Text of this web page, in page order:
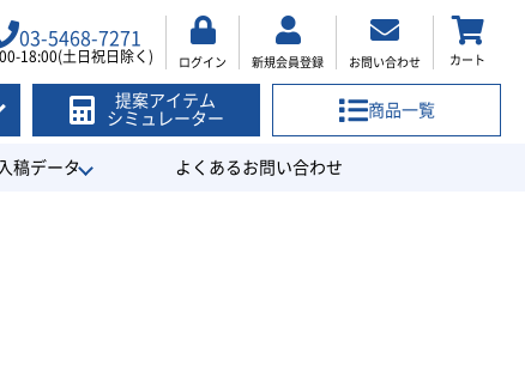
03-5468-7271
18:00(土日祝日除く) ログイン 新規会員登録 お問い合わせ カート
提案アイテム
シミュレーター
商品一覧
入稿データ よくあるお問い合わせ